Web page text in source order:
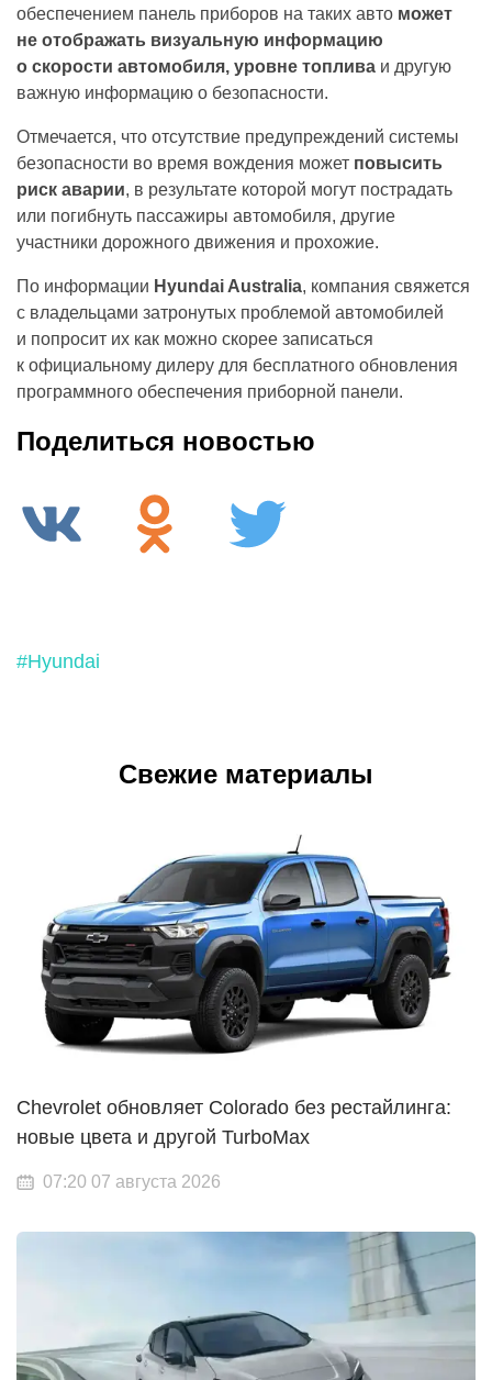
обеспечением панель приборов на таких авто может
не отображать визуальную информацию
о скорости автомобиля, уровне топлива и другую
важную информацию о безопасности.
Отмечается, что отсутствие предупреждений системы
безопасности во время вождения может повысить
риск аварии, в результате которой могут пострадать
или погибнуть пассажиры автомобиля, другие
участники дорожного движения и прохожие.
По информации Hyundai Australia, компания свяжется
с владельцами затронутых проблемой автомобилей
и попросит их как можно скорее записаться
к официальному дилеру для бесплатного обновления
программного обеспечения приборной панели.
Поделиться новостью
#Hyundai
Свежие материалы
Chevrolet обновляет Colorado без рестайлинга:
новые цвета и другой TurboMax
07:20 07 августа 2026